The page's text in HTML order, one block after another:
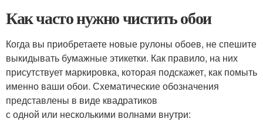
Как часто нужно чистить обои
Когда вы приобретаете новые рулоны обоев, не спешите
выкидывать бумажные этикетки. Как правило, на них
присутствует маркировка, которая подскажет, как помыть
именно ваши обои. Схематические обозначения
представлены в виде квадратиков
с одной или несколькими волнами внутри: